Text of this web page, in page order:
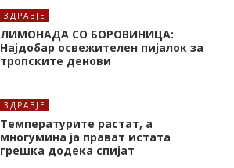
ЗДРАВЈЕ
ЛИМОНАДА СО БОРОВИНИЦА:
Најдобар освежителен пијалок за
тропските денови
ЗДРАВЈЕ
Температурите растат, а
многумина ја прават истата
грешка додека спијат